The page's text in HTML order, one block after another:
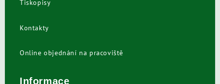
Tiskopisy
Kontakty
Online objednání na pracoviště
Informace